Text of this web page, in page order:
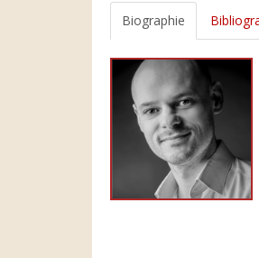
Biographie